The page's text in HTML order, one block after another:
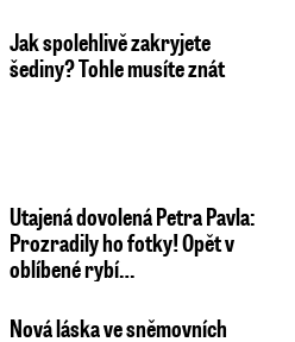
Jak spolehlivě zakryjete
šediny? Tohle musíte znát
Utajená dovolená Petra Pavla:
Prozradily ho fotky! Opět v
oblíbené rybí…
Nová láska ve sněmovních